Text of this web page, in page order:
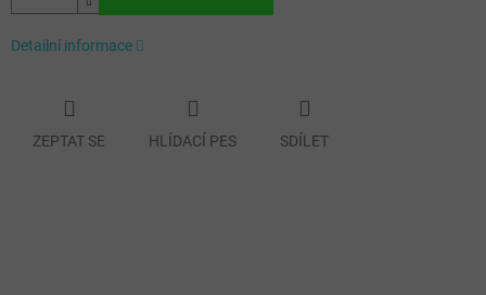
Detailní informace
ZEPTAT SE HLÍDACÍ PES SDÍLET